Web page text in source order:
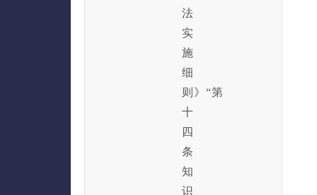
法
实
施
细
则》“第
十
四
条
知
识